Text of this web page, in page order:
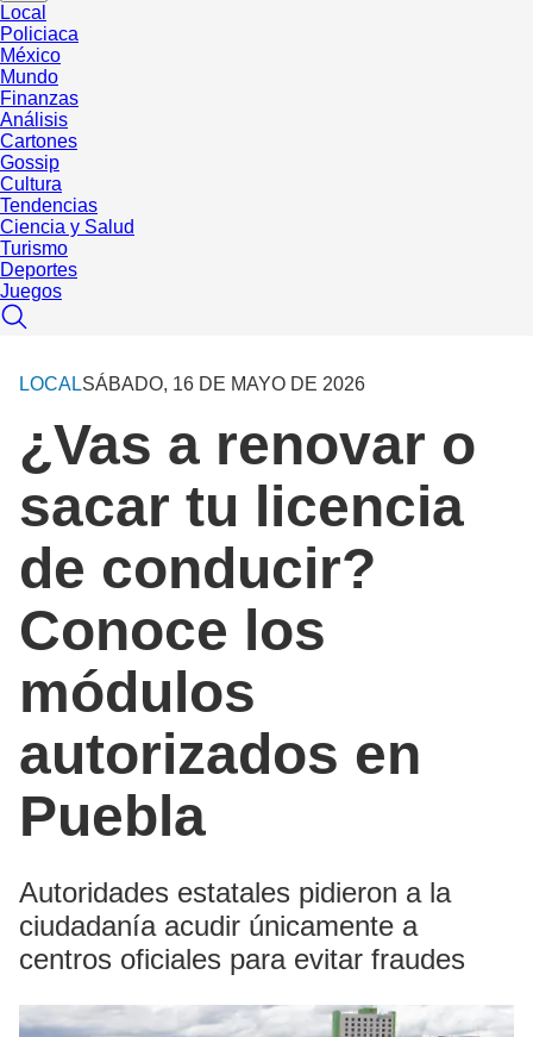
Local
Policiaca
México
Mundo
Finanzas
Análisis
Cartones
Gossip
Cultura
Tendencias
Ciencia y Salud
Turismo
Deportes
Juegos
LOCALSÁBADO, 16 DE MAYO DE 2026
¿Vas a renovar o
sacar tu licencia
de conducir?
Conoce los
módulos
autorizados en
Puebla
Autoridades estatales pidieron a la
ciudadanía acudir únicamente a
centros oficiales para evitar fraudes